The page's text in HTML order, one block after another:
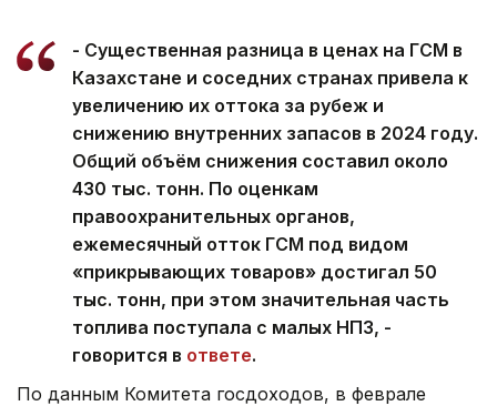
- Существенная разница в ценах на ГСМ в
Казахстане и соседних странах привела к
увеличению их оттока за рубеж и
снижению внутренних запасов в 2024 году.
Общий объём снижения составил около
430 тыс. тонн. По оценкам
правоохранительных органов,
ежемесячный отток ГСМ под видом
«прикрывающих товаров» достигал 50
тыс. тонн, при этом значительная часть
топлива поступала с малых НПЗ, -
говорится в ответе.
По данным Комитета госдоходов, в феврале